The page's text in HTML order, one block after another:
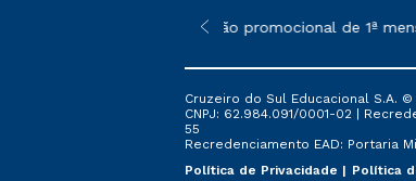
sofrer alterações nos períodos de
*A condição promocional de 1ª
Cruzeiro do Sul Educacional S.A.
CNPJ: 62.984.091/0001-02 |
55
Recredenciamento EAD: Portaria
Política de Privacidade
Política